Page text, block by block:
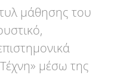
μάθησης του
μέσω της